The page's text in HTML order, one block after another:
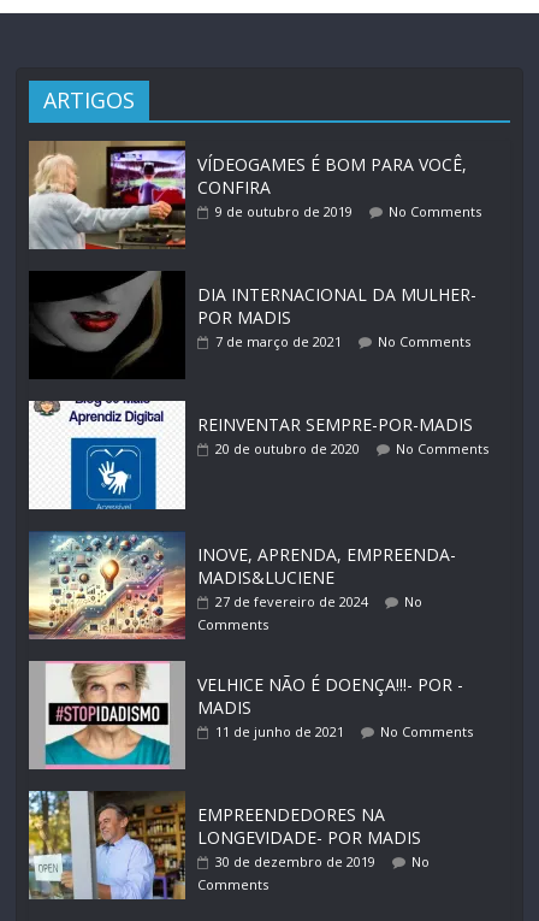
ARTIGOS
VÍDEOGAMES É BOM PARA VOCÊ,
CONFIRA
9 de outubro de 2019 No Comments
DIA INTERNACIONAL DA MULHER-
POR MADIS
7 de março de 2021 No Comments
REINVENTAR SEMPRE-POR-MADIS
20 de outubro de 2020 No Comments
INOVE, APRENDA, EMPREENDA-
MADIS&LUCIENE
27 de fevereiro de 2024
No
Comments
VELHICE NÃO É DOENÇA!!!- POR -
MADIS
11 de junho de 2021 No Comments
EMPREENDEDORES NA
LONGEVIDADE- POR MADIS
30 de dezembro de 2019
No
Comments